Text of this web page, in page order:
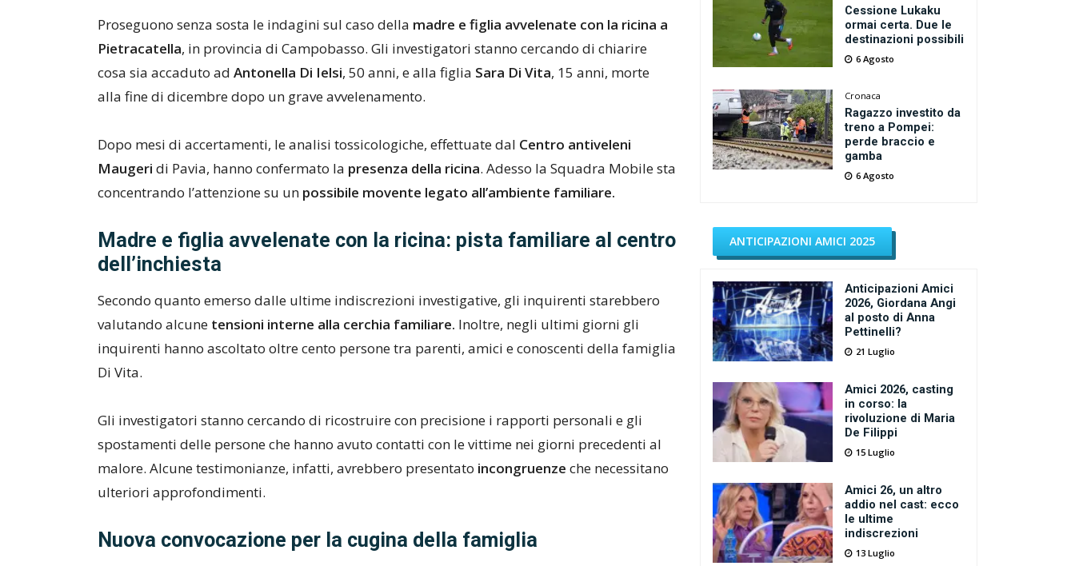
Proseguono senza sosta le indagini sul caso della madre e figlia avvelenate con la ricina a
Pietracatella, in provincia di Campobasso. Gli investigatori stanno cercando di chiarire
cosa sia accaduto ad Antonella Di Ielsi, 50 anni, e alla figlia Sara Di Vita, 15 anni, morte
alla fine di dicembre dopo un grave avvelenamento.
Dopo mesi di accertamenti, le analisi tossicologiche, effettuate dal Centro antiveleni
Maugeri di Pavia, hanno confermato la presenza della ricina. Adesso la Squadra Mobile sta
concentrando l’attenzione su un possibile movente legato all’ambiente familiare.
Madre e figlia avvelenate con la ricina: pista familiare al centro
dell’inchiesta
Secondo quanto emerso dalle ultime indiscrezioni investigative, gli inquirenti starebbero
valutando alcune tensioni interne alla cerchia familiare. Inoltre, negli ultimi giorni gli
inquirenti hanno ascoltato oltre cento persone tra parenti, amici e conoscenti della famiglia
Di Vita.
Gli investigatori stanno cercando di ricostruire con precisione i rapporti personali e gli
spostamenti delle persone che hanno avuto contatti con le vittime nei giorni precedenti al
malore. Alcune testimonianze, infatti, avrebbero presentato incongruenze che necessitano
ulteriori approfondimenti.
Nuova convocazione per la cugina della famiglia
Cessione Lukaku
ormai certa. Due le
destinazioni possibili
6 Agosto
Cronaca
Ragazzo investito da
treno a Pompei:
perde braccio e
gamba
6 Agosto
ANTICIPAZIONI AMICI 2025
Anticipazioni Amici
2026, Giordana Angi
al posto di Anna
Pettinelli?
21 Luglio
Amici 2026, casting
in corso: la
rivoluzione di Maria
De Filippi
15 Luglio
Amici 26, un altro
addio nel cast: ecco
le ultime
indiscrezioni
13 Luglio